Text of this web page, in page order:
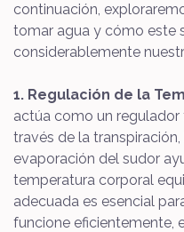
continuación,
tomar agua y cómo este
considerablemente
1. Regulación de la
actúa como un
través de la
evaporación del sudor
temperatura corporal
adecuada es esencial
funcione eficientemente,